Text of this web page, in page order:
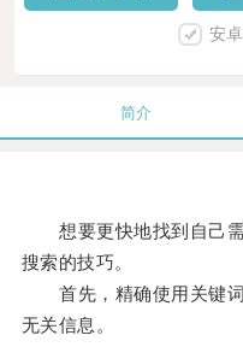
安
简介
想要更快地找到自己需
搜索的技巧。
首先，精确使用关键词
无关信息。